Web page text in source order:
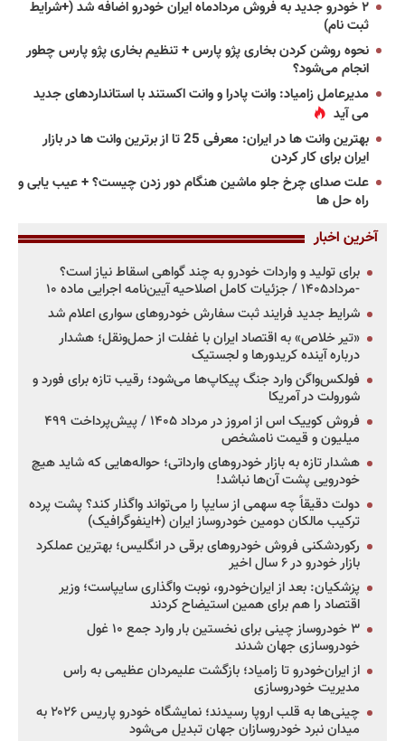
۲ خودرو جدید به فروش مردادماه ایران خودرو اضافه شد (+شرایط
ثبت نام)
نحوه روشن کردن بخاری پژو پارس + تنظیم بخاری پژو پارس چطور
انجام می‌شود؟
مدیرعامل زامیاد: وانت پادرا و وانت اکستند با استانداردهای جدید
می آید
بهترین وانت ها در ایران: معرفی 25 تا از برترین وانت ها در بازار
ایران برای کار کردن
علت صدای چرخ جلو ماشین هنگام دور زدن چیست؟ + عیب یابی و
راه حل ها
آخرین اخبار
برای تولید و واردات خودرو به چند گواهی اسقاط نیاز است؟
-مرداد۱۴۰۵ / جزئیات کامل اصلاحیه آیین‌نامه اجرایی ماده ۱۰
شرایط جدید فرایند ثبت سفارش خودروهای سواری اعلام شد
«تیر خلاص» به اقتصاد ایران با غفلت از حمل‌ونقل؛ هشدار
درباره آینده کریدورها و لجستیک
فولکس‌واگن وارد جنگ پیکاپ‌ها می‌شود؛ رقیب تازه برای فورد و
شورولت در آمریکا
فروش کوییک اس از امروز در مرداد ۱۴۰۵ / پیش‌پرداخت ۴۹۹
میلیون و قیمت نامشخص
هشدار تازه به بازار خودروهای وارداتی؛ حواله‌هایی که شاید هیچ
خودرویی پشت آن‌ها نباشد!
دولت دقیقاً چه سهمی از سایپا را می‌تواند واگذار کند؟ پشت پرده
ترکیب مالکان دومین خودروساز ایران (+اینفوگرافیک)
رکوردشکنی فروش خودروهای برقی در انگلیس؛ بهترین عملکرد
بازار خودرو در ۶ سال اخیر
پزشکیان: بعد از ایران‌خودرو، نوبت واگذاری سایپاست؛ وزیر
اقتصاد را هم برای همین استیضاح کردند
۳ خودروساز چینی برای نخستین بار وارد جمع ۱۰ غول
خودروسازی جهان شدند
از ایران‌خودرو تا زامیاد؛ بازگشت علیمردان عظیمی به راس
مدیریت خودروسازی
چینی‌ها به قلب اروپا رسیدند؛ نمایشگاه خودرو پاریس ۲۰۲۶ به
میدان نبرد خودروسازان جهان تبدیل می‌شود